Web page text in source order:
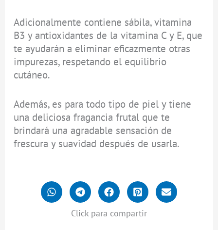
Adicionalmente contiene sábila, vitamina
B3 y antioxidantes de la vitamina C y E, que
te ayudarán a eliminar eficazmente otras
impurezas, respetando el equilibrio
cutáneo.
Además, es para todo tipo de piel y tiene
una deliciosa fragancia frutal que te
brindará una agradable sensación de
frescura y suavidad después de usarla.
Click para compartir